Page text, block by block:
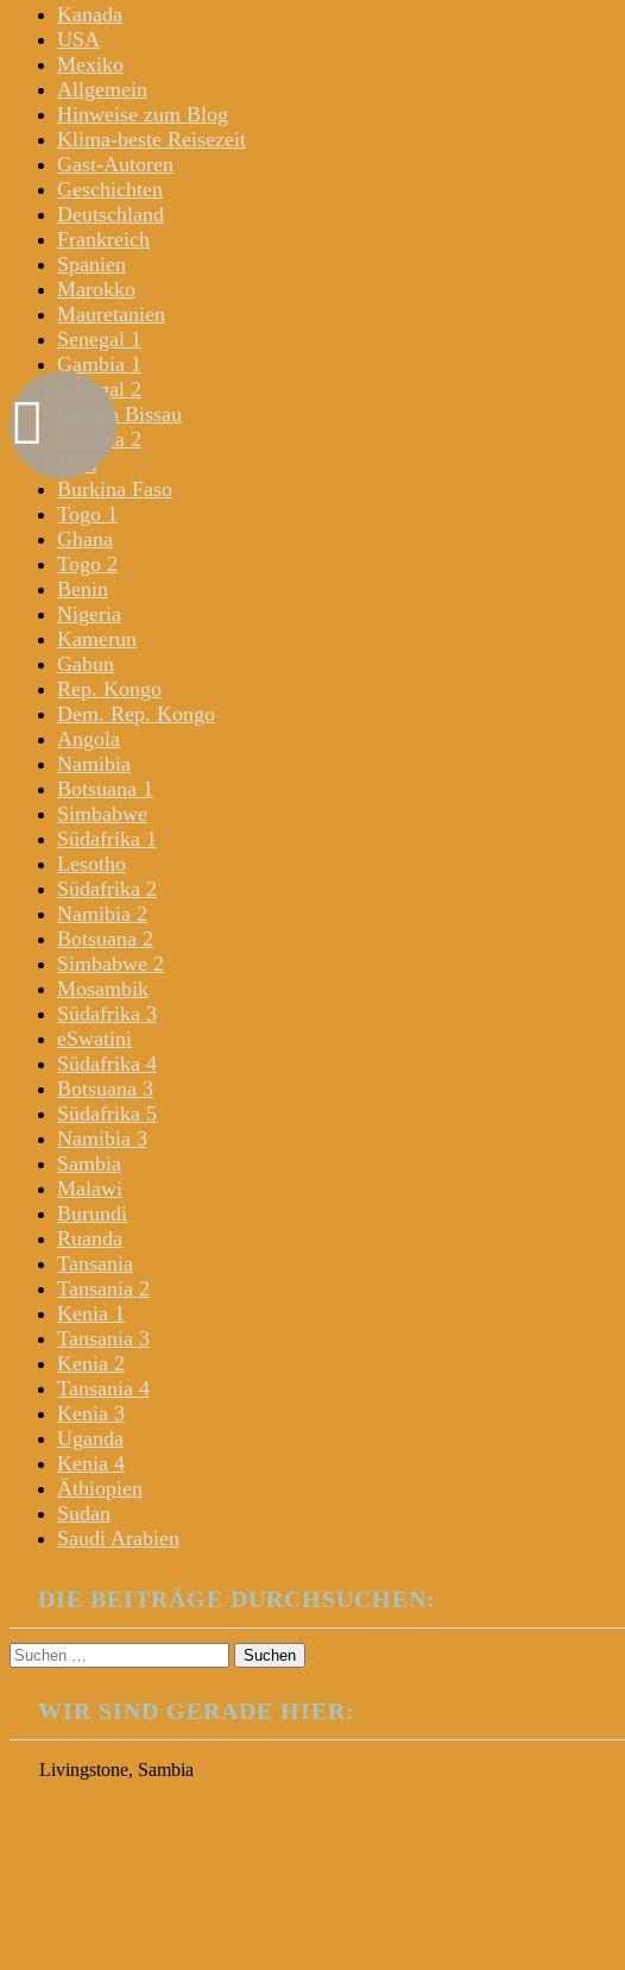
Kanada
USA
Mexiko
Allgemein
Hinweise zum Blog
Klima-beste Reisezeit
Gast-Autoren
Geschichten
Deutschland
Frankreich
Spanien
Marokko
Mauretanien
Senegal 1
Gambia 1
Senegal 2
Guinea Bissau
Gambia 2
Mali
Burkina Faso
Togo 1
Ghana
Togo 2
Benin
Nigeria
Kamerun
Gabun
Rep. Kongo
Dem. Rep. Kongo
Angola
Namibia
Botsuana 1
Simbabwe
Südafrika 1
Lesotho
Südafrika 2
Namibia 2
Botsuana 2
Simbabwe 2
Mosambik
Südafrika 3
eSwatini
Südafrika 4
Botsuana 3
Südafrika 5
Namibia 3
Sambia
Malawi
Burundi
Ruanda
Tansania
Tansania 2
Kenia 1
Tansania 3
Kenia 2
Tansania 4
Kenia 3
Uganda
Kenia 4
Äthiopien
Sudan
Saudi Arabien
DIE BEITRÄGE DURCHSUCHEN:
Suchen
nach:
WIR SIND GERADE HIER:
Livingstone, Sambia